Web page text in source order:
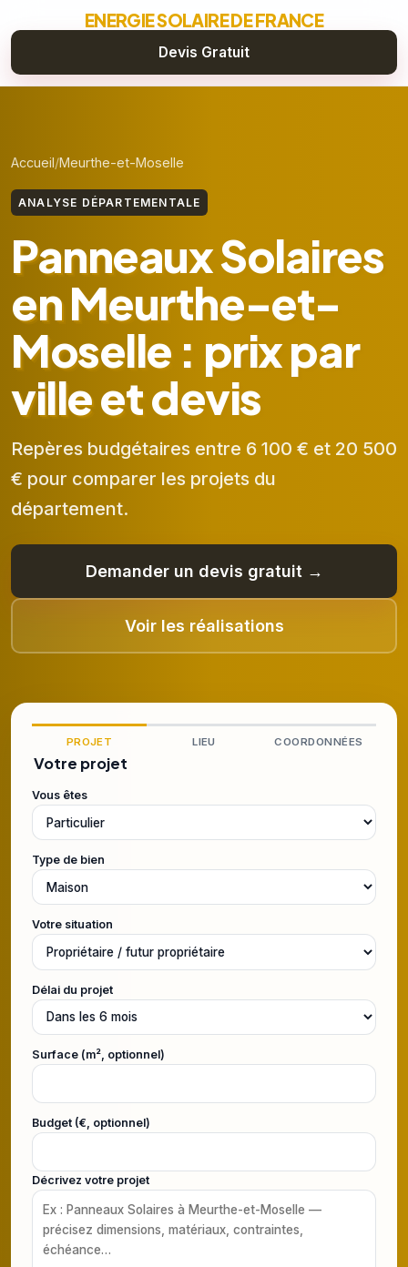
ENERGIE SOLAIRE DE FRANCE
Devis Gratuit
Accueil Meurthe-et-Moselle
ANALYSE DÉPARTEMENTALE
Panneaux Solaires
en Meurthe-et-
Moselle : prix par
ville et devis
Repères budgétaires entre 6 100 € et 20 500
€ pour comparer les projets du
département.
Demander un devis gratuit →
Voir les réalisations
PROJET LIEU COORDONNÉES
Votre projet
Vous êtes
Type de bien
Votre situation
Délai du projet
Surface (m², optionnel)
Budget (€, optionnel)
Décrivez votre projet